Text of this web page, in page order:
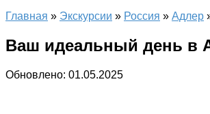
Главная » Экскурсии » Россия » Адлер
Ваш идеальный день в
Обновлено: 01.05.2025